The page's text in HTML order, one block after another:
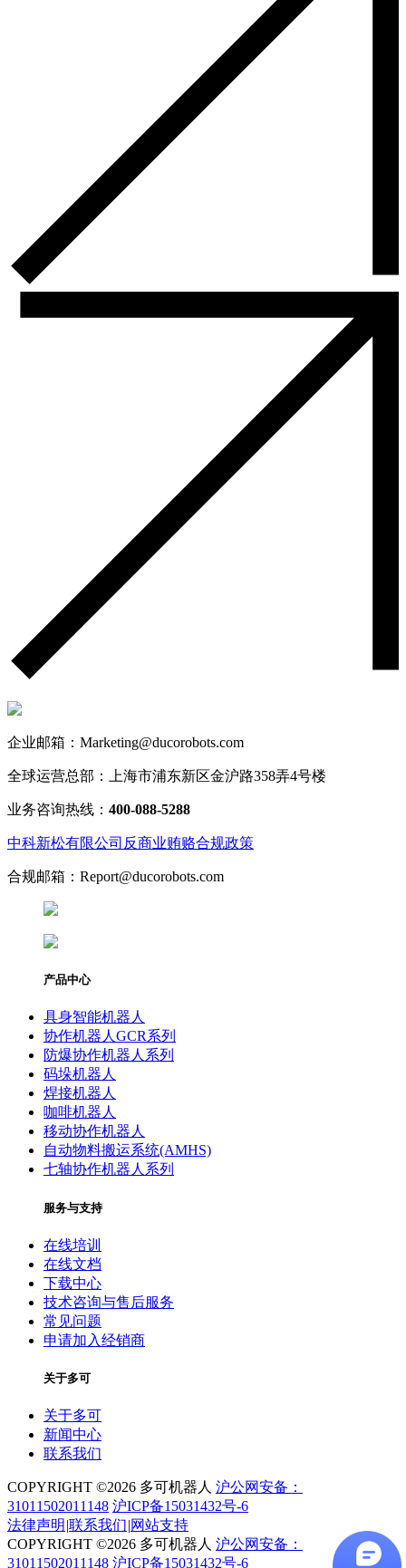
企业邮箱：Marketing@ducorobots.com
全球运营总部：上海市浦东新区金沪路358弄4号楼
业务咨询热线： 400-088-5288
中科新松有限公司反商业贿赂合规政策
合规邮箱：Report@ducorobots.com
产品中心
具身智能机器人
协作机器人GCR系列
防爆协作机器人系列
码垛机器人
焊接机器人
咖啡机器人
移动协作机器人
自动物料搬运系统(AMHS)
七轴协作机器人系列
服务与支持
在线培训
在线文档
下载中心
技术咨询与售后服务
常见问题
申请加入经销商
关于多可
关于多可
新闻中心
联系我们
COPYRIGHT ©2026 多可机器人 沪公网安备：
31011502011148 沪ICP备15031432号-6
法律声明 |联系我们|网站支持
COPYRIGHT ©2026 多可机器人 沪公网安备：
31011502011148 沪ICP备15031432号-6